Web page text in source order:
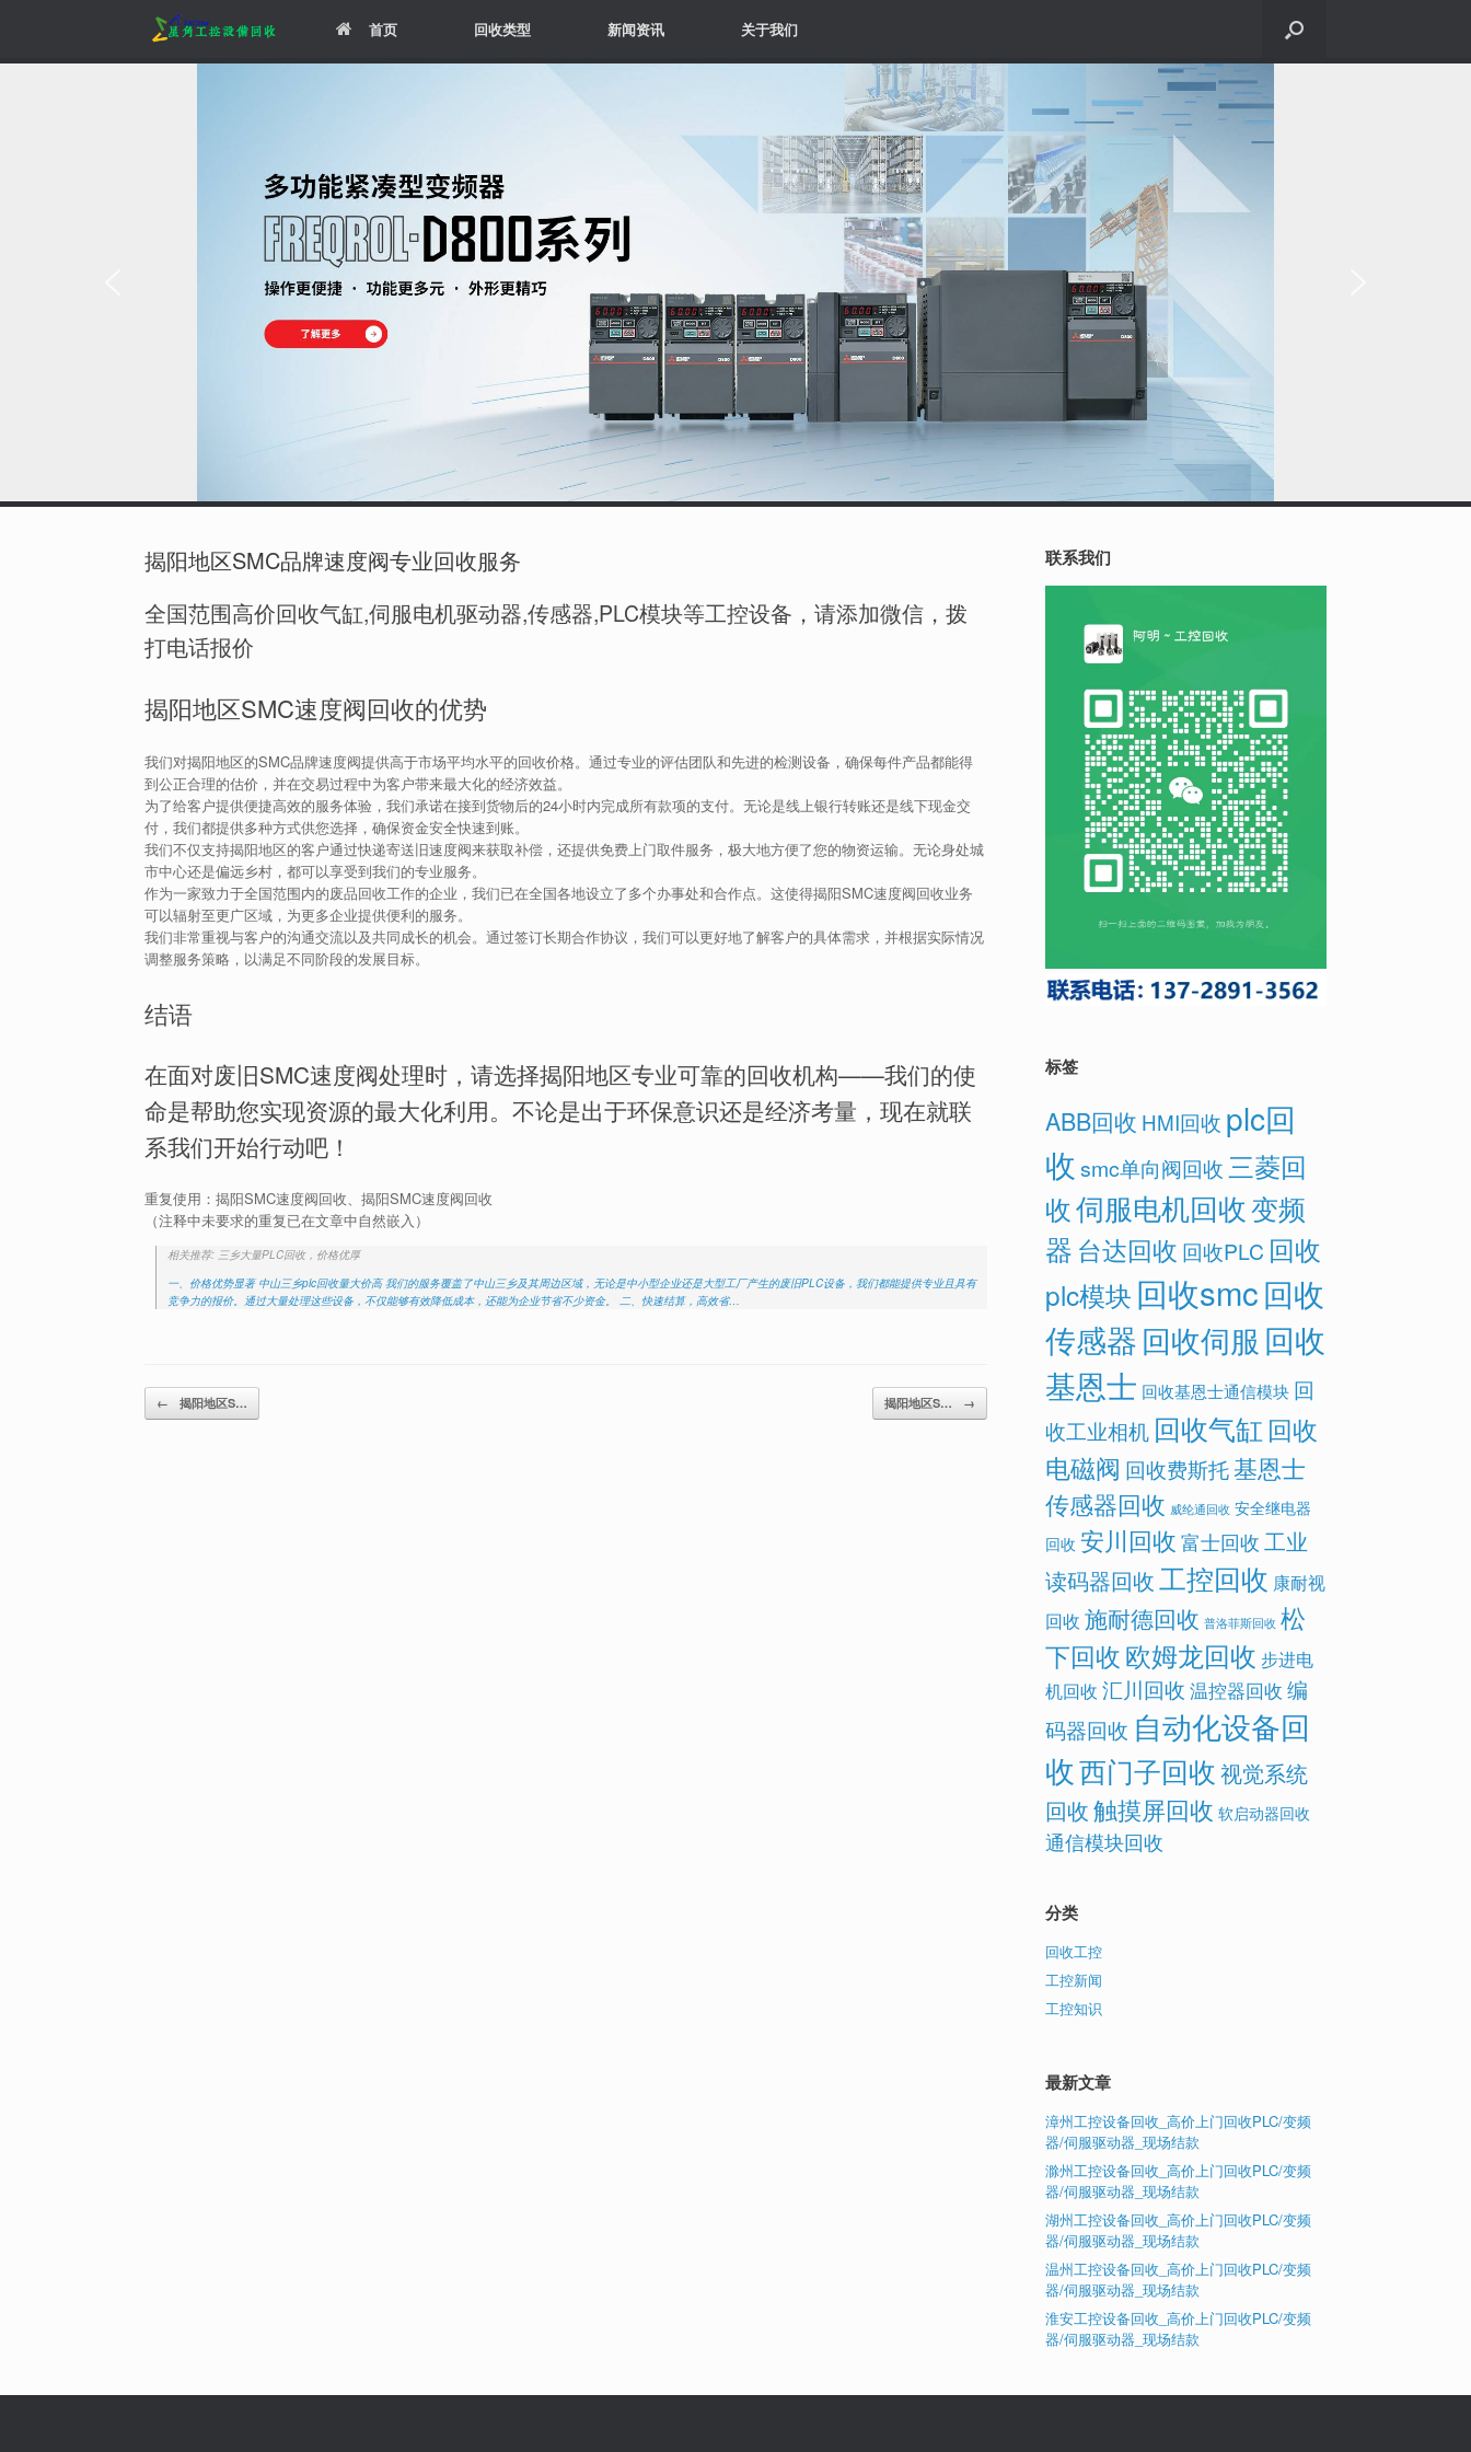
首页 回收类型 新闻资讯 关于我们
揭阳地区SMC品牌速度阀专业回收服务
全国范围高价回收气缸,伺服电机驱动器,传感器,PLC模块等工控设备，请添加微信，拨
打电话报价
揭阳地区SMC速度阀回收的优势
我们对揭阳地区的SMC品牌速度阀提供高于市场平均水平的回收价格。通过专业的评估团队和先进的检测设备，确保每件产品都能得
到公正合理的估价，并在交易过程中为客户带来最大化的经济效益。
为了给客户提供便捷高效的服务体验，我们承诺在接到货物后的24小时内完成所有款项的支付。无论是线上银行转账还是线下现金交
付，我们都提供多种方式供您选择，确保资金安全快速到账。
我们不仅支持揭阳地区的客户通过快递寄送旧速度阀来获取补偿，还提供免费上门取件服务，极大地方便了您的物资运输。无论身处城
市中心还是偏远乡村，都可以享受到我们的专业服务。
作为一家致力于全国范围内的废品回收工作的企业，我们已在全国各地设立了多个办事处和合作点。这使得揭阳SMC速度阀回收业务
可以辐射至更广区域，为更多企业提供便利的服务。
我们非常重视与客户的沟通交流以及共同成长的机会。通过签订长期合作协议，我们可以更好地了解客户的具体需求，并根据实际情况
调整服务策略，以满足不同阶段的发展目标。
结语
在面对废旧SMC速度阀处理时，请选择揭阳地区专业可靠的回收机构——我们的使
命是帮助您实现资源的最大化利用。不论是出于环保意识还是经济考量，现在就联
系我们开始行动吧！
重复使用：揭阳SMC速度阀回收、揭阳SMC速度阀回收
（注释中未要求的重复已在文章中自然嵌入）
相关推荐: 三乡大量PLC回收，价格优厚
一、价格优势显著 中山三乡plc回收量大价高 我们的服务覆盖了中山三乡及其周边区域，无论是中小型企业还是大型工厂产生的废旧PLC设备，我们都能提供专业且具有
竞争力的报价。通过大量处理这些设备，不仅能够有效降低成本，还能为企业节省不少资金。 二、快速结算，高效省…
Post navigation
← 揭阳地区S… 揭阳地区S… →
联系我们
标签
ABB回收 HMI回收 plc回
收 smc单向阀回收三菱回
收伺服电机回收变频
器 台达回收 回收PLC 回收
plc模块 回收smc回收
传感器回收伺服 回收
基恩士 回收基恩士通信模块 回
收工业相机 回收气缸 回收
电磁阀 回收费斯托基恩士
传感器回收 威纶通回收 安全继电器
回收 安川回收 富士回收 工业
读码器回收工控回收 康耐视
回收 施耐德回收 普洛菲斯回收 松
下回收欧姆龙回收 步进电
机回收 汇川回收 温控器回收 编
码器回收 自动化设备回
收西门子回收视觉系统
回收触摸屏回收 软启动器回收
通信模块回收
分类
回收工控
工控新闻
工控知识
最新文章
漳州工控设备回收_高价上门回收PLC/变频
器/伺服驱动器_现场结款
滁州工控设备回收_高价上门回收PLC/变频
器/伺服驱动器_现场结款
湖州工控设备回收_高价上门回收PLC/变频
器/伺服驱动器_现场结款
温州工控设备回收_高价上门回收PLC/变频
器/伺服驱动器_现场结款
淮安工控设备回收_高价上门回收PLC/变频
器/伺服驱动器_现场结款